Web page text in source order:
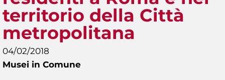
territorio della Città
metropolitana
04/02/2018
Musei in Comune